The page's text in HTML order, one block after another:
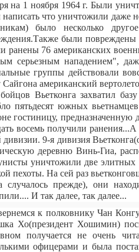
на 1 ноября 1964 г. Были
написать что уничтожили даже
было несколько
были
ранены 76 американских
серьезным нападением",
группы действовали
Сайгона американский
Вьетконга захватил
пятьдесят южных
гостиницу,
восемь получили
дивизии. 9-я дивизия
деревню Винь-Гиа,
уничтожили две
пехоты. На сей раз
случалось прежде), они
И так далее, так далее...
к полковнику Чан
Хо(президент Хошимин)
получается не очень
офицерами и была